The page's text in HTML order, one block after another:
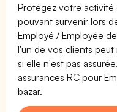
Protégez votre activité
pouvant survenir lors
Employé / Employée
l'un de vos clients
si elle n'est pas
assurances RC pour
bazar.